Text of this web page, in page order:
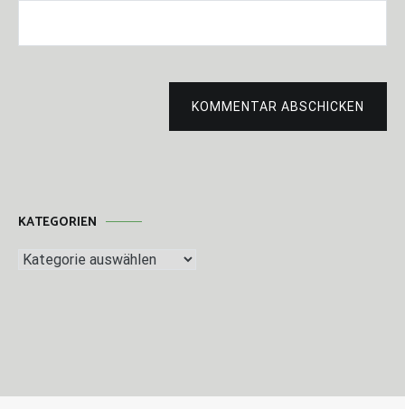
KOMMENTAR ABSCHICKEN
KATEGORIEN
Kategorien